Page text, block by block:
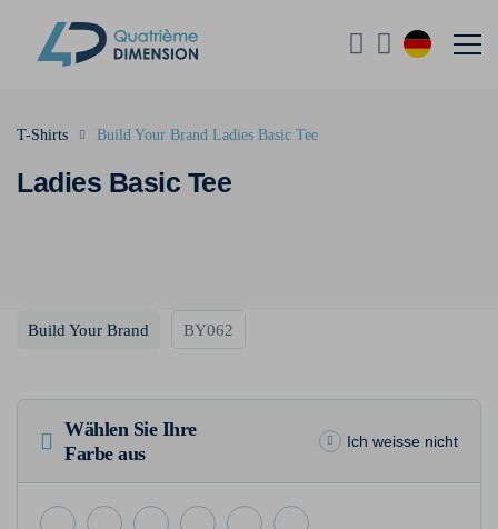
Ladies Basic Tee
T-Shirts Build Your Brand Ladies Basic Tee
Build Your Brand BY062
Wählen Sie Ihre
Farbe aus
Ich weisse nicht